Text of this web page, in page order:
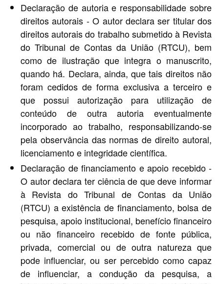
Declaração de autoria e responsabilidade sobre
direitos autorais - O autor declara ser titular dos
direitos autorais do trabalho submetido à Revista
do Tribunal de Contas da União (RTCU), bem
como de ilustração que integra o manuscrito,
quando há. Declara, ainda, que tais direitos não
foram cedidos de forma exclusiva a terceiro e
que possui autorização para utilização de
conteúdo de outra autoria eventualmente
incorporado ao trabalho, responsabilizando-se
pela observância das normas de direito autoral,
licenciamento e integridade científica.
Declaração de financiamento e apoio recebido -
O autor declara ter ciência de que deve informar
à Revista do Tribunal de Contas da União
(RTCU) a existência de financiamento, bolsa de
pesquisa, apoio institucional, benefício financeiro
ou não financeiro recebido de fonte pública,
privada, comercial ou de outra natureza que
pode influenciar, ou ser percebido como capaz
de influenciar, a condução da pesquisa, a